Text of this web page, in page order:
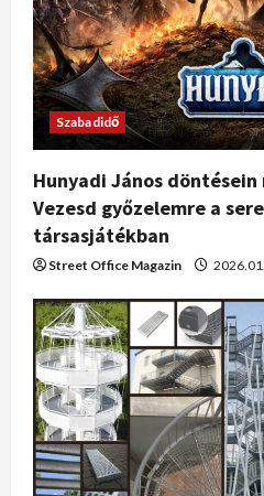
Szabadidő
Hunyadi János döntésein
Vezesd győzelemre a
társasjátékban
Street Office Magazin